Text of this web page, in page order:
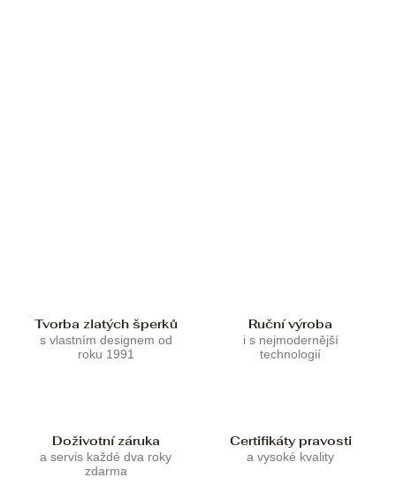
Tvorba zlatých šperků
s vlastním designem od
roku 1991
Ruční výroba
i s nejmodernější
technologií
Doživotní záruka
a servis každé dva roky
zdarma
Certifikáty pravosti
a vysoké kvality